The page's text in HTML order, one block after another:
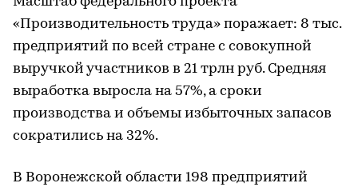
«Производительность труда» поражает: 8 тыс.
предприятий по всей стране с совокупной
выручкой участников в 21 трлн руб. Средняя
выработка выросла на 57%, а сроки
производства и объемы избыточных запасов
сократились на 32%.
В Воронежской области 198 предприятий